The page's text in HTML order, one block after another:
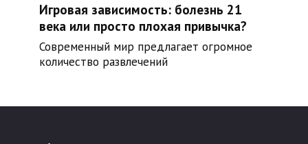
Игровая зависимость: болезнь 21
века или просто плохая привычка?
Современный мир предлагает огромное
количество развлечений